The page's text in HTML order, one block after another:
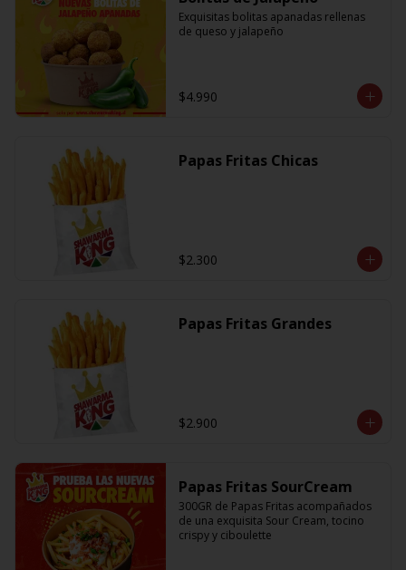
Exquisitas bolitas apanadas rellenas
de queso y jalapeño
$4.990
Papas Fritas Chicas
$2.300
Papas Fritas Grandes
$2.900
Papas Fritas SourCream
300GR de Papas Fritas acompañados
de una exquisita Sour Cream, tocino
crispy y ciboulette